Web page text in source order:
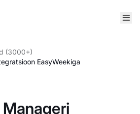
(3000+)
EasyWeekiga